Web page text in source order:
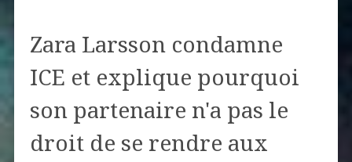
Zara Larsson condamne
ICE et explique pourquoi
son partenaire n'a pas le
droit de se rendre aux